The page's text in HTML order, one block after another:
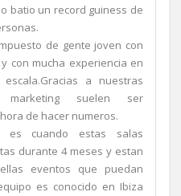
batio un record guiness de
de gente joven con
con mucha experiencia en
a nuestras
marketing suelen ser
de hacer numeros.
es cuando estas salas
durante 4 meses y estan
eventos que puedan
es conocido en Ibiza